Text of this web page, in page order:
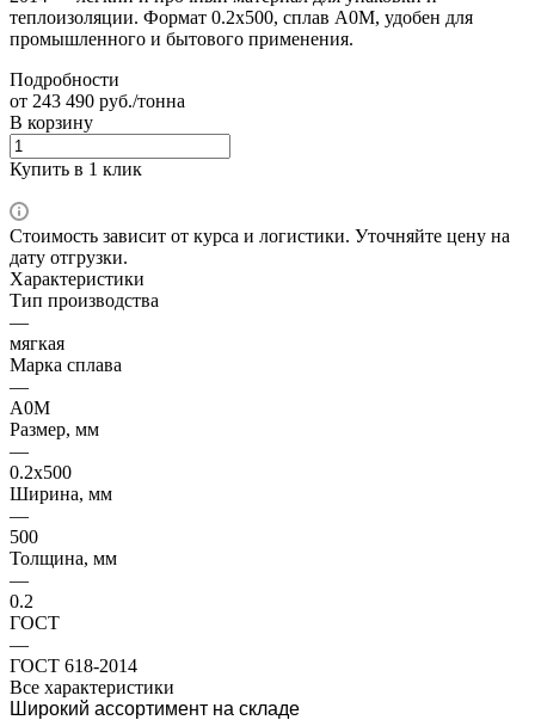
теплоизоляции. Формат 0.2х500, сплав А0М, удобен для
промышленного и бытового применения.
Подробности
от 243 490 руб./тонна
В корзину
Купить в 1 клик
Стоимость зависит от курса и логистики. Уточняйте цену на
дату отгрузки.
Характеристики
Тип производства
—
мягкая
Марка сплава
—
А0М
Размер, мм
—
0.2х500
Ширина, мм
—
500
Толщина, мм
—
0.2
ГОСТ
—
ГОСТ 618-2014
Все характеристики
Широкий ассортимент на складе